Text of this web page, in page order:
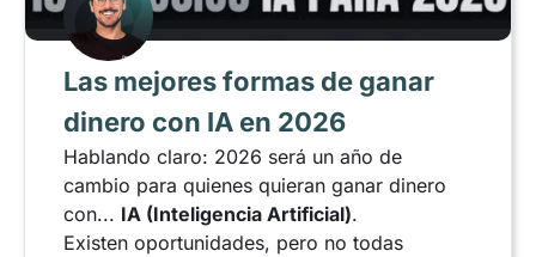
Las mejores formas de ganar
dinero con IA en 2026
Hablando claro: 2026 será un año de
cambio para quienes quieran ganar dinero
con... IA (Inteligencia Artificial).
Existen oportunidades, pero no todas